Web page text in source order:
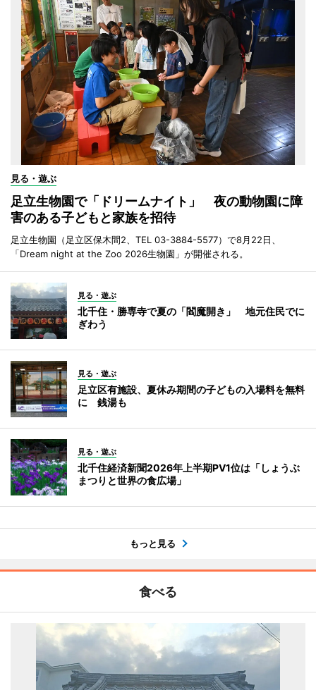
見る・遊ぶ
足立生物園で「ドリームナイト」 夜の動物園に障
害のある子どもと家族を招待
足立生物園（足立区保木間2、TEL 03-3884-5577）で8月22日、
「Dream night at the Zoo 2026生物園」が開催される。
見る・遊ぶ
北千住・勝専寺で夏の「閻魔開き」 地元住民でに
ぎわう
見る・遊ぶ
足立区有施設、夏休み期間の子どもの入場料を無料
に 銭湯も
見る・遊ぶ
北千住経済新聞2026年上半期PV1位は「しょうぶ
まつりと世界の食広場」
もっと見る
食べる